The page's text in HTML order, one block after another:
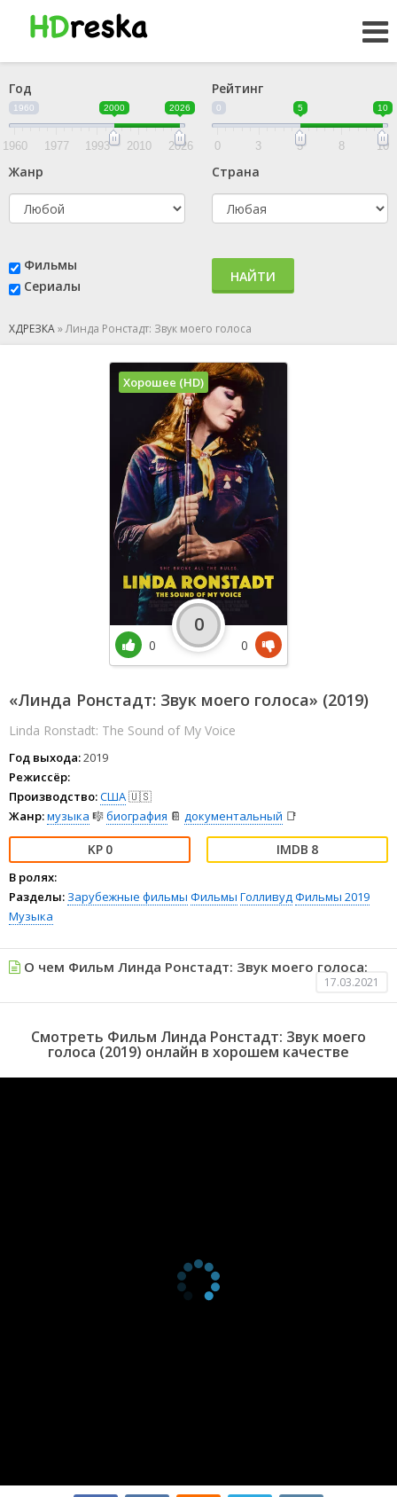
Год
1960 2000 2026
1960 1977 1993 2010 2026
Рейтинг
0 5 10
0 3 5 8 10
Жанр Страна
Фильмы
Сериалы
НАЙТИ
ХДРЕЗКА»Линда Ронстадт: Звук моего голоса
«Линда Ронстадт: Звук моего голоса» (2019)
Linda Ronstadt: The Sound of My Voice
Год выхода:2019
Режиссёр:
Производство:США🇺🇸
Жанр:музыка 🎼биография 📔 документальный 📑
0 8
В ролях:
Разделы: Зарубежные фильмы Фильмы ГолливудФильмы 2019
Музыка
Хорошее (HD)
0
0
0
О чем Фильм Линда Ронстадт: Звук моего голоса:
17.03.2021
Смотреть Фильм Линда Ронстадт: Звук моего
голоса (2019) онлайн в хорошем качестве